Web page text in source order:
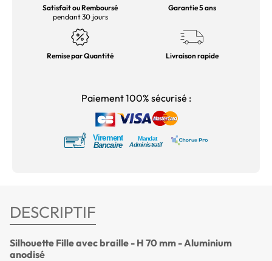
Satisfait ou Remboursé
pendant 30 jours
Garantie 5 ans
Remise par Quantité Livraison rapide
Paiement 100% sécurisé :
DESCRIPTIF
Silhouette Fille avec braille - H 70 mm - Aluminium
anodisé